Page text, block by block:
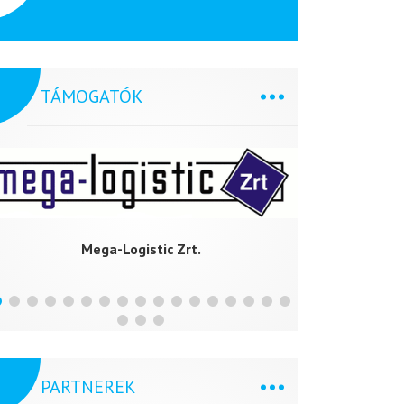
TÁMOGATÓK
Mega-Logistic Zrt.
PARTNEREK